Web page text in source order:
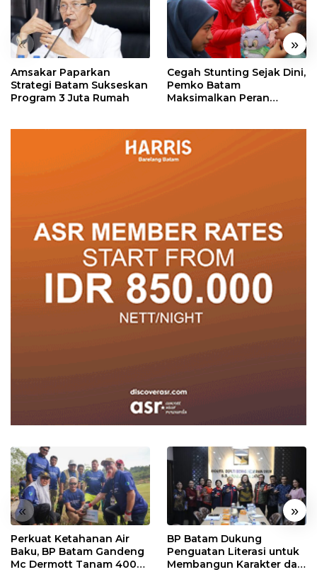
« »
Amsakar Paparkan
Strategi Batam Sukseskan
Program 3 Juta Rumah
Cegah Stunting Sejak Dini,
Pemko Batam
Maksimalkan Peran
« »
Perkuat Ketahanan Air
Baku, BP Batam Gandeng
Mc Dermott Tanam 400
BP Batam Dukung
Penguatan Literasi untuk
Membangun Karakter dan